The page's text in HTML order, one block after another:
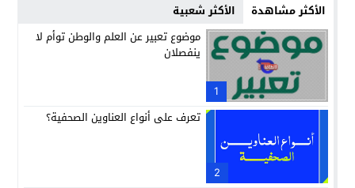
الأكثر مشاهدة الأكثر شعبية
1
موضوع تعبير عن العلم والوطن توأم لا
ينفصلان
2
تعرف على أنواع العناوين الصحفية؟